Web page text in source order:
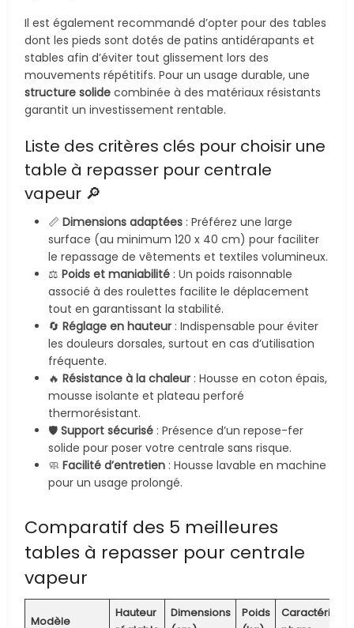
Il est également recommandé d’opter pour des tables
dont les pieds sont dotés de patins antidérapants et
stables afin d’éviter tout glissement lors des
mouvements répétitifs. Pour un usage durable, une
structure solide combinée à des matériaux résistants
garantit un investissement rentable.
Liste des critères clés pour choisir une
table à repasser pour centrale
vapeur 🔎
📏Dimensions adaptées : Préférez une large
surface (au minimum 120 x 40 cm) pour faciliter
le repassage de vêtements et textiles volumineux.
⚖️Poids et maniabilité : Un poids raisonnable
associé à des roulettes facilite le déplacement
tout en garantissant la stabilité.
🔄Réglage en hauteur : Indispensable pour éviter
les douleurs dorsales, surtout en cas d’utilisation
fréquente.
🔥Résistance à la chaleur : Housse en coton épais,
mousse isolante et plateau perforé
thermorésistant.
🛡️Support sécurisé : Présence d’un repose-fer
solide pour poser votre centrale sans risque.
🧼Facilité d’entretien : Housse lavable en machine
pour un usage prolongé.
Comparatif des 5 meilleures
tables à repasser pour centrale
vapeur
Modèle
Hauteur
Dimensions
Poids